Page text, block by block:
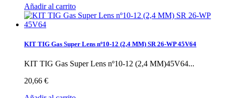
Añadir al carrito
KIT TIG Gas Super Lens nº10-12 (2,4 MM) SR 26-WP 45V64
KIT TIG Gas Super Lens nº10-12 (2,4 MM)45V64...
20,66 €